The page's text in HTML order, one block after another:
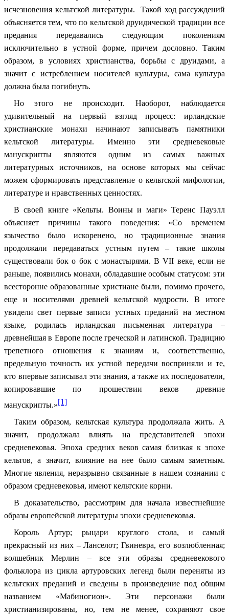
исчезновения кельтской литературы. Такой ход рассуждений
объясняется тем, что по кельтской друидической традиции все
предания передавались следующим поколениям
исключительно в устной форме, причем дословно. Таким
образом, в условиях христианства, борьбы с друидами, а
значит с истреблением носителей культуры, сама культура
должна была погибнуть.
Но этого не происходит. Наоборот, наблюдается
удивительный на первый взгляд процесс: ирландские
христианские монахи начинают записывать памятники
кельтской литературы. Именно эти средневековые
манускрипты являются одним из самых важных
литературных источников, на основе которых мы сейчас
можем сформировать представление о кельтской мифологии,
литературе и нравственных ценностях.
В своей книге «Кельты. Воины и маги» Теренс Пауэлл
объясняет причины такого поведения: «Со временем
язычество было искоренено, но традиционные знания
продолжали передаваться устным путем – такие школы
существовали бок о бок с монастырями. В VII веке, если не
раньше, появились монахи, обладавшие особым статусом: эти
всесторонне образованные христиане были, помимо прочего,
еще и носителями древней кельтской мудрости. В итоге
увидели свет первые записи устных преданий на местном
языке, родилась ирландская письменная литература –
древнейшая в Европе после греческой и латинской. Традицию
трепетного отношения к знаниям и, соответственно,
предельную точность их устной передачи восприняли и те,
кто впервые записывал эти знания, а также их последователи,
копировавшие по прошествии веков древние
манускрипты.»[1]
Таким образом, кельтская культура продолжала жить. А
значит, продолжала влиять на представителей эпохи
средневековья. Эпоха средних веков самая близкая к эпохе
кельтов, а значит, влияние на нее было самым заметным.
Многие явления, неразрывно связанные в нашем сознании с
образом средневековья, имеют кельтские корни.
В доказательство, рассмотрим для начала известнейшие
образы европейской литературы эпохи средневековья.
Король Артур; рыцари круглого стола, и самый
прекрасный из них – Ланселот; Гвиневра, его возлюбленная;
волшебник Мерлин – все эти образы средневекового
фольклора из цикла артуровских легенд были переняты из
кельтских преданий и сведены в произведение под общим
названием «Мабиногион». Эти персонажи были
христианизированы, но, тем не менее, сохраняют свое